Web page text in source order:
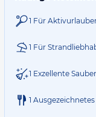
1 Für
1 Für
1 Exzellente
1 Ausgezeichnetes